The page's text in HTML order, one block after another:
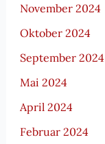
November 2024
Oktober 2024
September 2024
Mai 2024
April 2024
Februar 2024